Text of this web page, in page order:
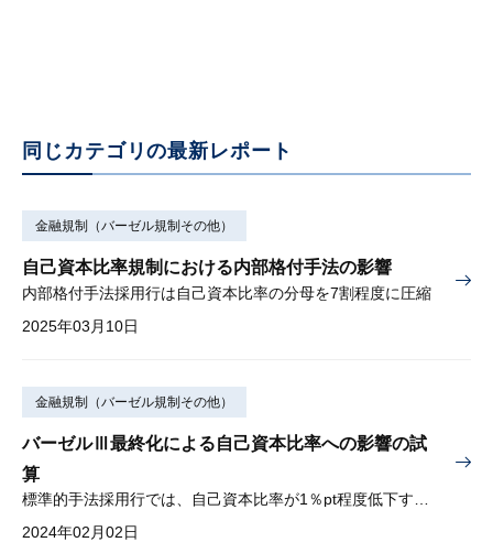
同じカテゴリの最新レポート
金融規制（バーゼル規制その他）
自己資本比率規制における内部格付手法の影響
内部格付手法採用行は自己資本比率の分母を7割程度に圧縮
2025年03月10日
金融規制（バーゼル規制その他）
バーゼルⅢ最終化による自己資本比率への影響の試
算
標準的手法採用行では、自己資本比率が1％pt程度低下する可能性
2024年02月02日